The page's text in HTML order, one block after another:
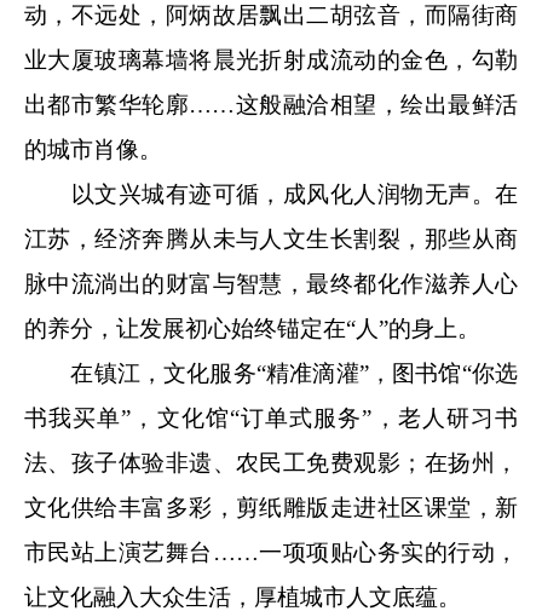
动，不远处，阿炳故居飘出二胡弦音，而隔街商
业大厦玻璃幕墙将晨光折射成流动的金色，勾勒
出都市繁华轮廓……这般融洽相望，绘出最鲜活
的城市肖像。
以文兴城有迹可循，成风化人润物无声。在
江苏，经济奔腾从未与人文生长割裂，那些从商
脉中流淌出的财富与智慧，最终都化作滋养人心
的养分，让发展初心始终锚定在“人”的身上。
在镇江，文化服务“精准滴灌”，图书馆“你选
书我买单”，文化馆“订单式服务”，老人研习书
法、孩子体验非遗、农民工免费观影；在扬州，
文化供给丰富多彩，剪纸雕版走进社区课堂，新
市民站上演艺舞台……一项项贴心务实的行动，
让文化融入大众生活，厚植城市人文底蕴。